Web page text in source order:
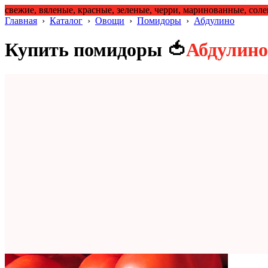
свежие, вяленые, красные, зеленые, черри, маринованные,
Главная › Каталог › Овощи › Помидоры › Абдулино
Купить помидоры 🍅Абдулино